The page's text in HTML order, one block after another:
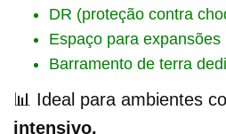
DR (proteção contra
Espaço para expansões
Barramento de terra
📊 Ideal para ambientes
intensivo.